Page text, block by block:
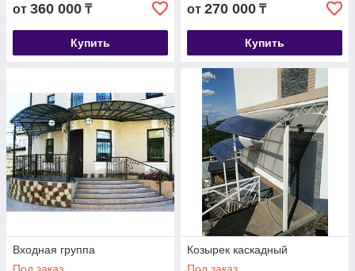
от 360 000 ₸
Купить
от 270 000 ₸
Купить
Входная группа
Козырек каскадный